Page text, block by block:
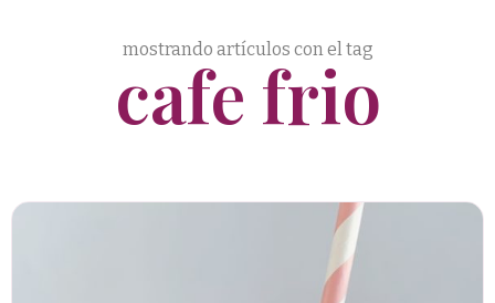
mostrando artículos con el tag
cafe frio